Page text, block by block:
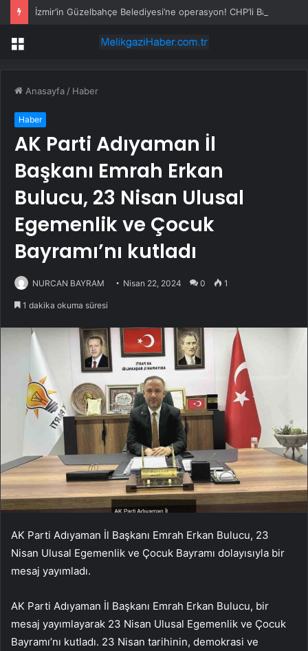
Menü
Anasayfa / Haber
Haber
AK Parti Adıyaman İl
Başkanı Emrah Erkan
Bulucu, 23 Nisan Ulusal
Egemenlik ve Çocuk
Bayramı’nı kutladı
NURCAN BAYRAM Nisan 22, 2024 0 1
1 dakika okuma süresi
AK Parti Adıyaman İl Başkanı Emrah Erkan Bulucu, 23
Nisan Ulusal Egemenlik ve Çocuk Bayramı dolayısıyla bir
mesaj yayımladı.
AK Parti Adıyaman İl Başkanı Emrah Erkan Bulucu, bir
mesaj yayımlayarak 23 Nisan Ulusal Egemenlik ve Çocuk
Bayramı’nı kutladı. 23 Nisan tarihinin, demokrasi ve